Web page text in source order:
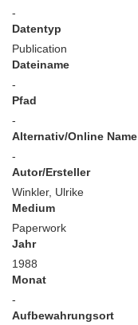
-
Datentyp
Publication
Dateiname
-
Pfad
-
Alternativ/Online Name
-
Autor/Ersteller
Winkler, Ulrike
Medium
Paperwork
Jahr
1988
Monat
-
Aufbewahrungsort